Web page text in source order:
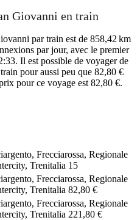
Giovanni en train
par train est de 858,42 km
par jour, avec le premier
Il est possible de voyager de
pour aussi peu que 82,80 €
pour ce voyage est 82,80 €.
Frecciarossa, Regionale
Trenitalia 15
Frecciarossa, Regionale
Trenitalia 82,80 €
Frecciarossa, Regionale
Trenitalia 221,80 €